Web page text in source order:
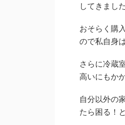
してきました
おそらく購
ので私自身
さらに冷蔵
高いにもか
自分以外の
たら困る！